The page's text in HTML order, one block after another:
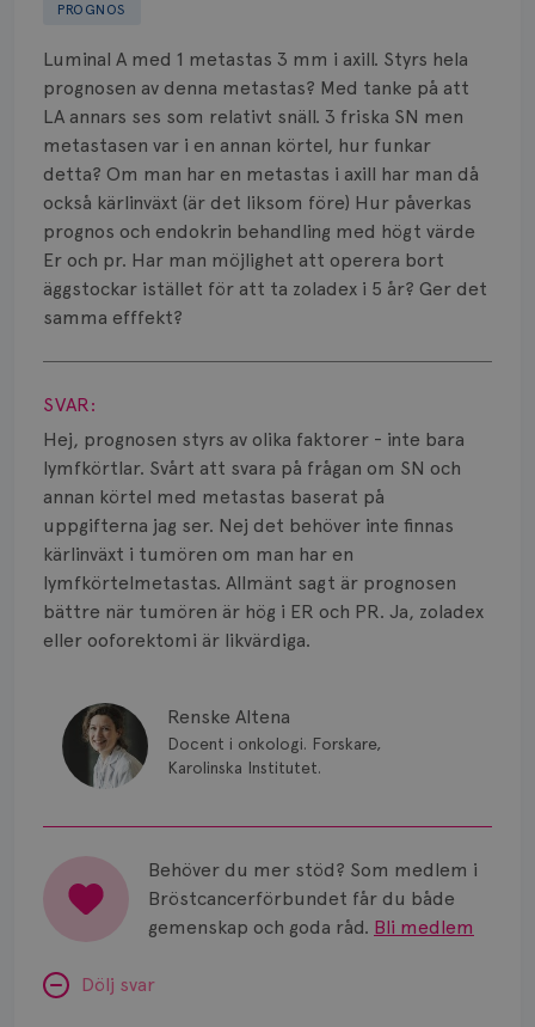
PROGNOS
Luminal A med 1 metastas 3 mm i axill. Styrs hela
prognosen av denna metastas? Med tanke på att
LA annars ses som relativt snäll. 3 friska SN men
metastasen var i en annan körtel, hur funkar
detta? Om man har en metastas i axill har man då
också kärlinväxt (är det liksom före) Hur påverkas
prognos och endokrin behandling med högt värde
Er och pr. Har man möjlighet att operera bort
äggstockar istället för att ta zoladex i 5 år? Ger det
samma efffekt?
Visa svar
SVAR:
Hej, prognosen styrs av olika faktorer - inte bara
lymfkörtlar. Svårt att svara på frågan om SN och
annan körtel med metastas baserat på
uppgifterna jag ser. Nej det behöver inte finnas
kärlinväxt i tumören om man har en
lymfkörtelmetastas. Allmänt sagt är prognosen
bättre när tumören är hög i ER och PR. Ja, zoladex
eller ooforektomi är likvärdiga.
Renske Altena
Docent i onkologi. Forskare,
Karolinska Institutet.
Behöver du mer stöd? Som medlem i
Bröstcancerförbundet får du både
gemenskap och goda råd. Bli medlem
Dölj svar
Biverkningar
Bröstvårta
Knöl
Läkemedel
Typ av bröstcancer
Smärta
Spridd bröstcancer
Strålning
Vätska